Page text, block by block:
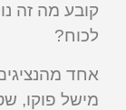
קובע מה זה
לכוח?
אחד